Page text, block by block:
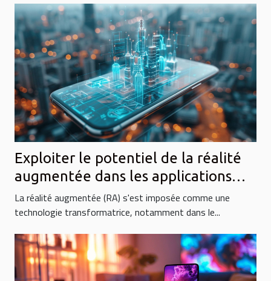
Exploiter le potentiel de la réalité
augmentée dans les applications
mobiles de 2023
La réalité augmentée (RA) s'est imposée comme une
technologie transformatrice, notamment dans le...